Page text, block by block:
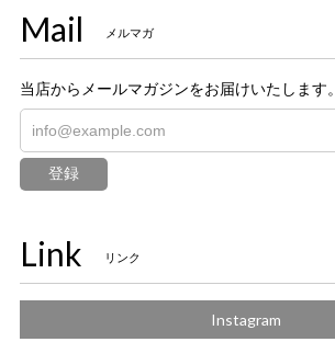
Mail メルマガ
当店からメールマガジンをお届けいたします。
登録
Link リンク
Instagram